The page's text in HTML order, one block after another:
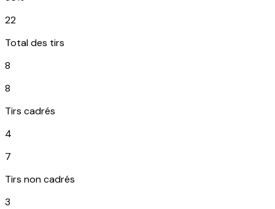
22
Total des tirs
8
8
Tirs cadrés
4
7
Tirs non cadrés
3